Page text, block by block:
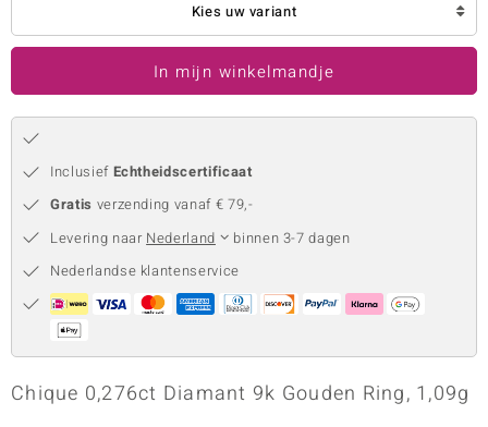
Collection
Kies uw variant
In mijn winkelmandje
Inclusief Echtheidscertificaat
Gratis verzending vanaf € 79,-
Levering naar Nederland
binnen 3-7 dagen
Nederlandse klantenservice
Chique 0,276ct Diamant 9k Gouden Ring, 1,09g